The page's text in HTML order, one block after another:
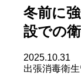
冬前に
設での
2025.10.31
出張消毒衛